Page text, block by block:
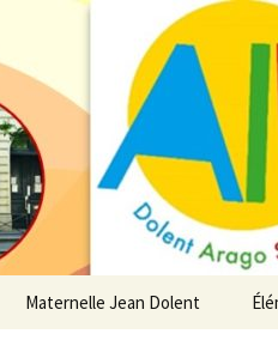
–
des enfants du
Maternelle Jean Dolent